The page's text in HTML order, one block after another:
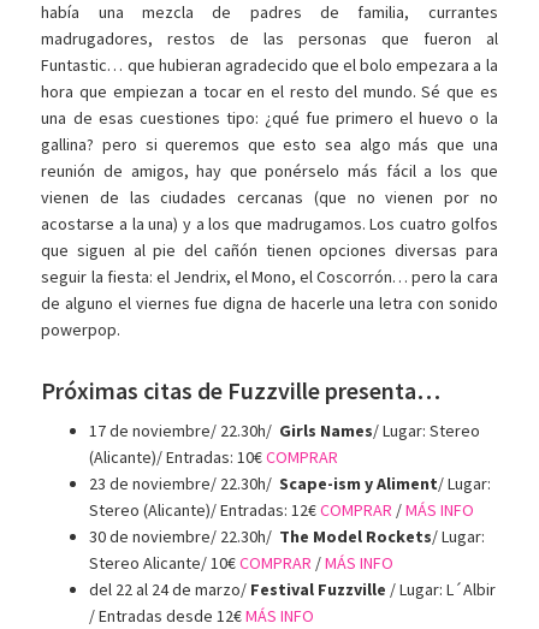
había una mezcla de padres de familia, currantes
madrugadores, restos de las personas que fueron al
Funtastic… que hubieran agradecido que el bolo empezara a la
hora que empiezan a tocar en el resto del mundo. Sé que es
una de esas cuestiones tipo: ¿qué fue primero el huevo o la
gallina? pero si queremos que esto sea algo más que una
reunión de amigos, hay que ponérselo más fácil a los que
vienen de las ciudades cercanas (que no vienen por no
acostarse a la una) y a los que madrugamos. Los cuatro golfos
que siguen al pie del cañón tienen opciones diversas para
seguir la fiesta: el Jendrix, el Mono, el Coscorrón… pero la cara
de alguno el viernes fue digna de hacerle una letra con sonido
powerpop.
Próximas citas de Fuzzville presenta…
17 de noviembre/ 22.30h/ Girls Names/ Lugar: Stereo
(Alicante)/ Entradas: 10€COMPRAR
23 de noviembre/ 22.30h/Scape-ism y Aliment/ Lugar:
Stereo (Alicante)/ Entradas: 12€COMPRAR /MÁS INFO
30 de noviembre/ 22.30h/ The Model Rockets/ Lugar:
Stereo Alicante/ 10€COMPRAR /MÁS INFO
del 22 al 24 de marzo/ Festival Fuzzville / Lugar: L´Albir
/ Entradas desde 12€MÁS INFO